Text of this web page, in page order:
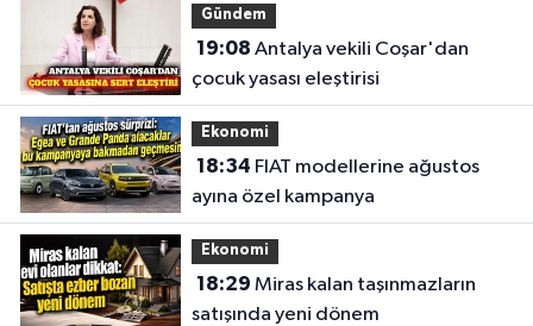
Gündem
19:08
çocuk yasası eleştirisi
Ekonomi
18:34
ayına özel kampanya
Ekonomi
18:29
satışında yeni dönem